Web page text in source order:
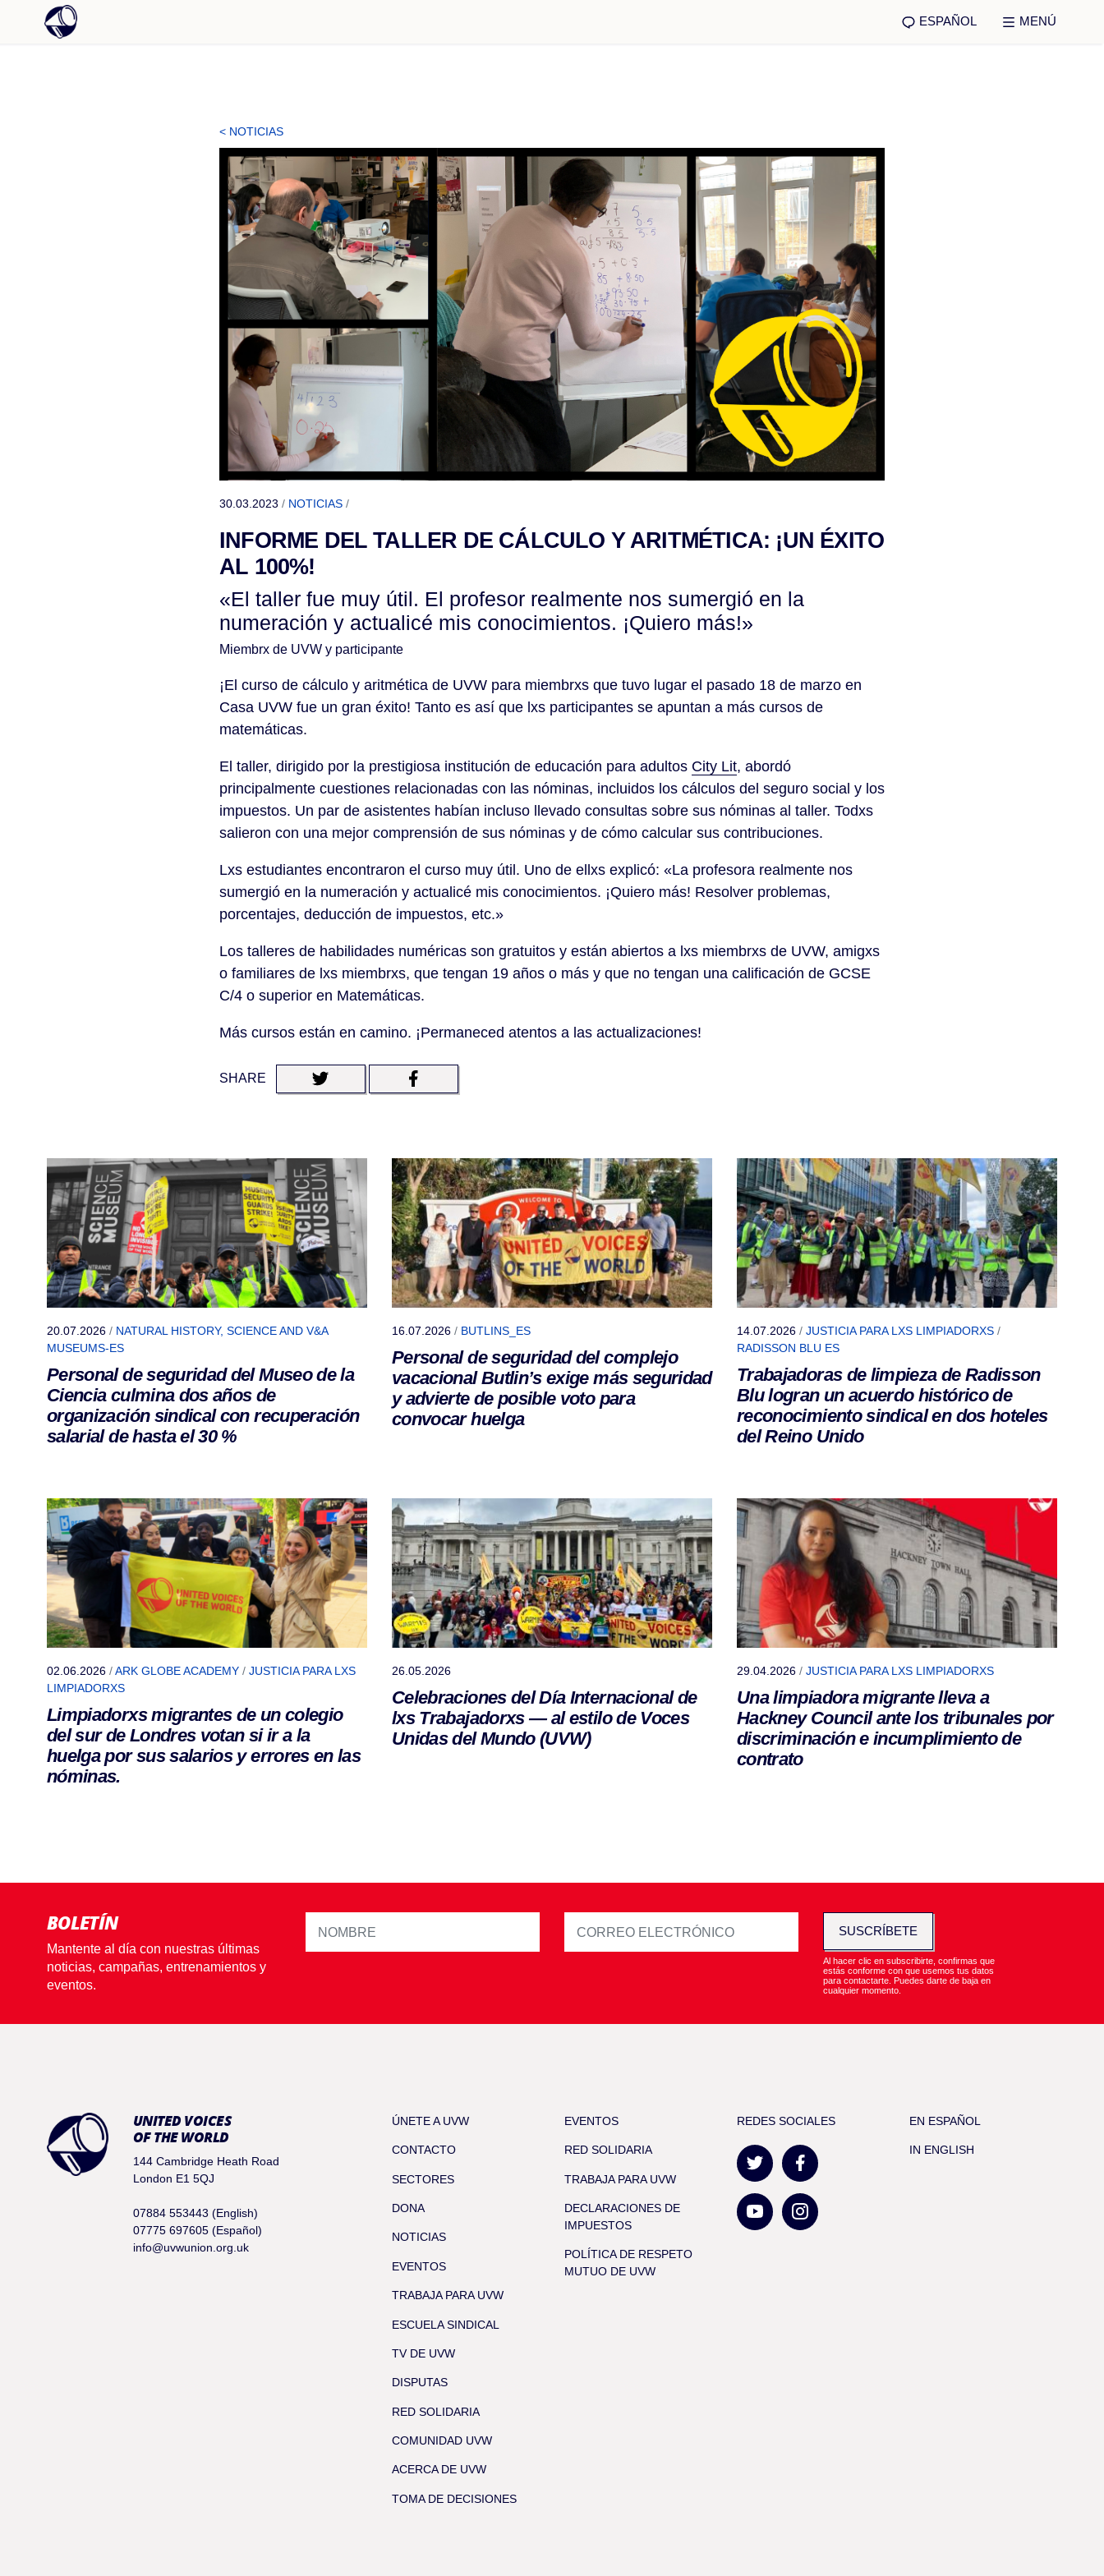
ESPAÑOL MENÚ
< NOTICIAS
30.03.2023 / NOTICIAS /
INFORME DEL TALLER DE CÁLCULO Y ARITMÉTICA: ¡UN ÉXITO
AL 100%!
«El taller fue muy útil. El profesor realmente nos sumergió en la
numeración y actualicé mis conocimientos. ¡Quiero más!»
Miembrx de UVW y participante
¡El curso de cálculo y aritmética de UVW para miembrxs que tuvo lugar el pasado 18 de marzo en
Casa UVW fue un gran éxito! Tanto es así que lxs participantes se apuntan a más cursos de
matemáticas.
El taller, dirigido por la prestigiosa institución de educación para adultos City Lit, abordó
principalmente cuestiones relacionadas con las nóminas, incluidos los cálculos del seguro social y los
impuestos. Un par de asistentes habían incluso llevado consultas sobre sus nóminas al taller. Todxs
salieron con una mejor comprensión de sus nóminas y de cómo calcular sus contribuciones.
Lxs estudiantes encontraron el curso muy útil. Uno de ellxs explicó: «La profesora realmente nos
sumergió en la numeración y actualicé mis conocimientos. ¡Quiero más! Resolver problemas,
porcentajes, deducción de impuestos, etc.»
Los talleres de habilidades numéricas son gratuitos y están abiertos a lxs miembrxs de UVW, amigxs
o familiares de lxs miembrxs, que tengan 19 años o más y que no tengan una calificación de GCSE
C/4 o superior en Matemáticas.
Más cursos están en camino. ¡Permaneced atentos a las actualizaciones!
SHARE
20.07.2026 / NATURAL HISTORY, SCIENCE AND V&A
MUSEUMS-ES
Personal de seguridad del Museo de la
Ciencia culmina dos años de
organización sindical con recuperación
salarial de hasta el 30 %
16.07.2026 / BUTLINS_ES
Personal de seguridad del complejo
vacacional Butlin’s exige más seguridad
y advierte de posible voto para
convocar huelga
14.07.2026 / JUSTICIA PARA LXS LIMPIADORXS /
RADISSON BLU ES
Trabajadoras de limpieza de Radisson
Blu logran un acuerdo histórico de
reconocimiento sindical en dos hoteles
del Reino Unido
02.06.2026 /ARK GLOBE ACADEMY / JUSTICIA PARA LXS
LIMPIADORXS
Limpiadorxs migrantes de un colegio
del sur de Londres votan si ir a la
huelga por sus salarios y errores en las
nóminas.
26.05.2026
Celebraciones del Día Internacional de
lxs Trabajadorxs — al estilo de Voces
Unidas del Mundo (UVW)
29.04.2026 / JUSTICIA PARA LXS LIMPIADORXS
Una limpiadora migrante lleva a
Hackney Council ante los tribunales por
discriminación e incumplimiento de
contrato
BOLETÍN
Mantente al día con nuestras últimas
noticias, campañas, entrenamientos y
eventos.
SUSCRÍBETE
Al hacer clic en subscribirte, confirmas que
estás conforme con que usemos tus datos
para contactarte. Puedes darte de baja en
cualquier momento.
UNITED VOICES
OF THE WORLD
144 Cambridge Heath Road
London E1 5QJ
07884 553443 (English)
07775 697605 (Español)
info@uvwunion.org.uk
ÚNETE A UVW
CONTACTO
SECTORES
DONA
NOTICIAS
EVENTOS
TRABAJA PARA UVW
ESCUELA SINDICAL
TV DE UVW
DISPUTAS
RED SOLIDARIA
COMUNIDAD UVW
ACERCA DE UVW
TOMA DE DECISIONES
EVENTOS
RED SOLIDARIA
TRABAJA PARA UVW
DECLARACIONES DE
IMPUESTOS
POLÍTICA DE RESPETO
MUTUO DE UVW
REDES SOCIALES EN ESPAÑOL
IN ENGLISH